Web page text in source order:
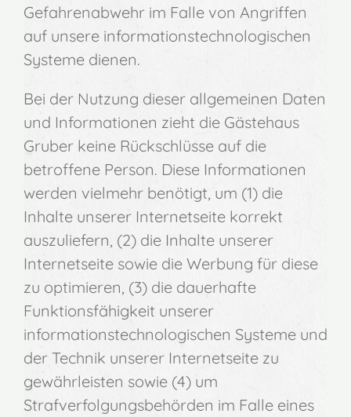
Gefahrenabwehr im Falle von Angriffen
auf unsere informationstechnologischen
Systeme dienen.
Bei der Nutzung dieser allgemeinen Daten
und Informationen zieht die Gästehaus
Gruber keine Rückschlüsse auf die
betroffene Person. Diese Informationen
werden vielmehr benötigt, um (1) die
Inhalte unserer Internetseite korrekt
auszuliefern, (2) die Inhalte unserer
Internetseite sowie die Werbung für diese
zu optimieren, (3) die dauerhafte
Funktionsfähigkeit unserer
informationstechnologischen Systeme und
der Technik unserer Internetseite zu
gewährleisten sowie (4) um
Strafverfolgungsbehörden im Falle eines